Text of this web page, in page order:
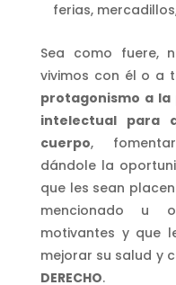
ferias,
Sea como fuere,
vivimos con él o a
protagonismo a la
intelectual para
cuerpo,
dándole la
que les sean
mencionado u
motivantes y que
mejorar su salud y
DERECHO.